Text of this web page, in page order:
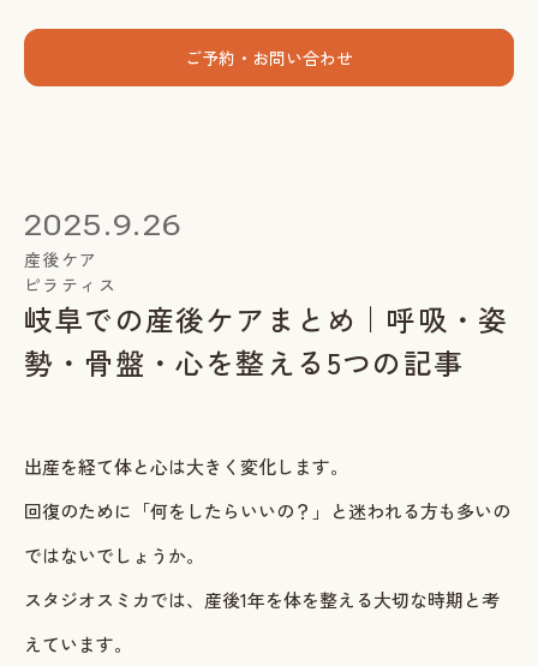
スミカについて
ご予約・お問い合わせ
ご予約・お問い合わせ
2025.9.26
産後ケア
ピラティス
岐阜での産後ケアまとめ｜呼吸・姿
勢・骨盤・心を整える5つの記事
出産を経て体と心は大きく変化します。
回復のために「何をしたらいいの？」と迷われる方も多いの
ではないでしょうか。
スタジオスミカでは、産後1年を体を整える大切な時期と考
えています。